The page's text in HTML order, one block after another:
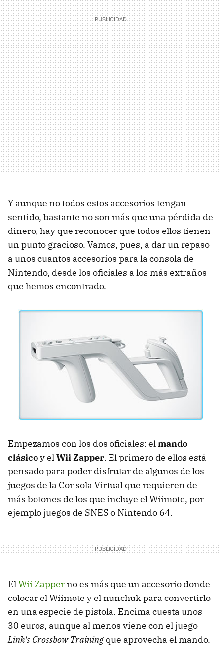
Y aunque no todos estos accesorios tengan
sentido, bastante no son más que una pérdida de
dinero, hay que reconocer que todos ellos tienen
un punto gracioso. Vamos, pues, a dar un repaso
a unos cuantos accesorios para la consola de
Nintendo, desde los oficiales a los más extraños
que hemos encontrado.
Empezamos con los dos oficiales: elmando
clásicoy elWii Zapper. El primero de ellos está
pensado para poder disfrutar de algunos de los
juegos de la Consola Virtual que requieren de
más botones de los que incluye el Wiimote, por
ejemplo juegos de SNES o Nintendo 64.
ElWii Zapper no es más que un accesorio donde
colocar el Wiimote y el nunchuk para convertirlo
en una especie de pistola. Encima cuesta unos
30 euros, aunque al menos viene con el juego
Link's Crossbow Training que aprovecha el mando.